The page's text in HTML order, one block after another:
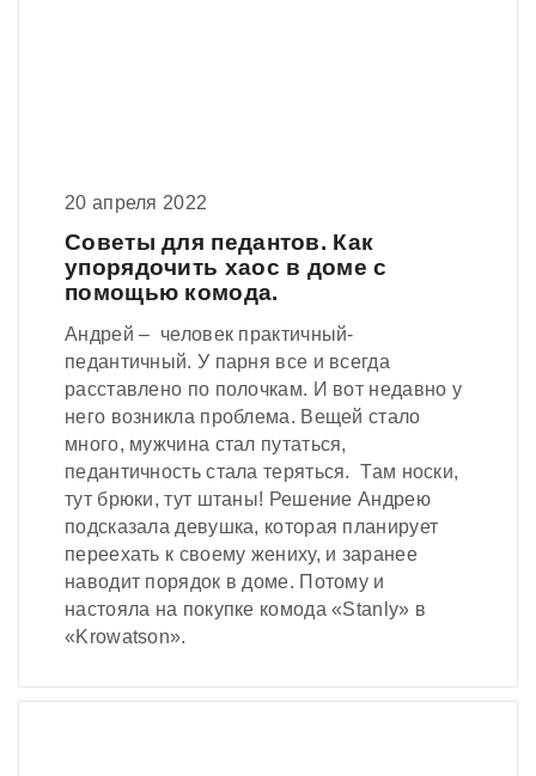
20 апреля 2022
Советы для педантов. Как
упорядочить хаос в доме с
помощью комода.
Андрей – человек практичный-
педантичный. У парня все и всегда
расставлено по полочкам. И вот недавно у
него возникла проблема. Вещей стало
много, мужчина стал путаться,
педантичность стала теряться. Там носки,
тут брюки, тут штаны! Решение Андрею
подсказала девушка, которая планирует
переехать к своему жениху, и заранее
наводит порядок в доме. Потому и
настояла на покупке комода «Stanly» в
«Krowatson».